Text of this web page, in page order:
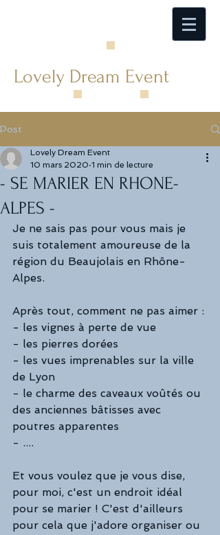
Lovely Dream Event
Post
- SE MARIER EN RHONE-
ALPES -
Lovely Dream Event
10 mars 2020 1 min de lecture
Je ne sais pas pour vous mais je
suis totalement amoureuse de la
région du Beaujolais en Rhône-
Alpes.
Après tout, comment ne pas aimer :
- les vignes à perte de vue
- les pierres dorées
- les vues imprenables sur la ville
de Lyon
- le charme des caveaux voûtés ou
des anciennes bâtisses avec
poutres apparentes
- ....
Et vous voulez que je vous dise,
pour moi, c'est un endroit idéal
pour se marier ! C'est d'ailleurs
pour cela que j'adore organiser ou